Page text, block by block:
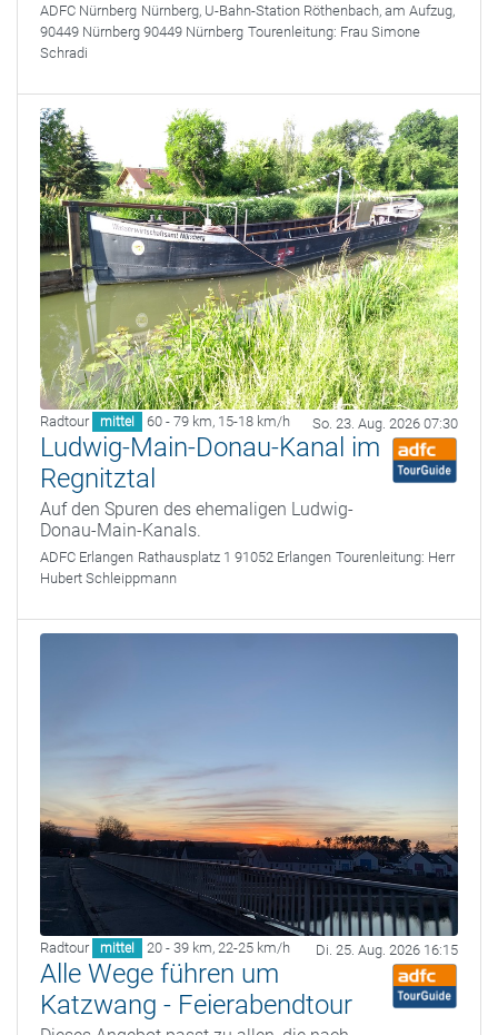
ADFC Nürnberg Nürnberg, U-Bahn-Station Röthenbach, am Aufzug,
90449 Nürnberg 90449 Nürnberg Tourenleitung: Frau Simone
Schradi
Radtour mittel 60 - 79 km, 15-18 km/h So. 23. Aug. 2026 07:30
Ludwig-Main-Donau-Kanal im
Regnitztal
Auf den Spuren des ehemaligen Ludwig-
Donau-Main-Kanals.
ADFC Erlangen Rathausplatz 1 91052 Erlangen Tourenleitung: Herr
Hubert Schleippmann
Radtour mittel 20 - 39 km, 22-25 km/h Di. 25. Aug. 2026 16:15
Alle Wege führen um
Katzwang - Feierabendtour